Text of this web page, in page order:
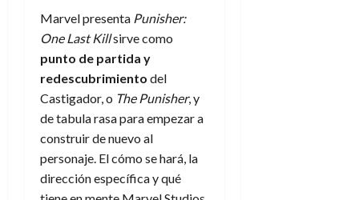
Marvel presenta Punisher:
One Last Killsirve como
punto de partida y
redescubrimiento del
Castigador, o The Punisher, y
de tabula rasa para empezar a
construir de nuevo al
personaje. El cómo se hará, la
dirección específica y qué